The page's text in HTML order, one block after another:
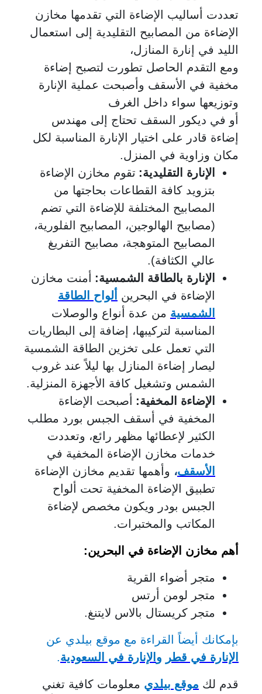
تعددت أساليب الإضاءة التي تقدمها مخازن
الإضاءة من المصابيح التقليدية إلى استعمال
الليد في إنارة المنازل،
ومع التقدم الحاصل تطورت لتصبح إضاءة
مخفية في الأسقف وأصبحت عملية الإنارة
وتوزيعها سواء داخل الغرف
أو في ديكور السقف تحتاج إلى مهندس
إضاءة قادر على اختيار الإنارة المناسبة لكل
مكان وزاوية في المنزل.
الإنارة التقليدية: تقوم مخازن الإضاءة
بتزويد كافة القطاعات بحاجتها من
المصابيح المختلفة للإضاءة التي تضم
(مصابيح الهالوجين، المصابيح الفلورية،
المصابيح المتوهجة، مصابيح التفريغ
عالي الكثافة).
الإنارة بالطاقة الشمسية:
أمنت مخازن
الإضاءة في البحرين
ألواح الطاقة
الشمسية من عدة أنواع والوصلات
المناسبة لتركيبها، إضافة إلى البطاريات
التي تعمل على تخزين الطاقة الشمسية
ليصار إضاءة المنازل بها ليلاً عند غروب
الشمس وتشغيل كافة الأجهزة المنزلية.
الإضاءة المخفية:
أصبحت الإضاءة
المخفية في أسقف الجبس بورد مطلب
الكثير لإعطائها مظهر رائع، وتعددت
خدمات مخازن الإضاءة المخفية في
الأسقف، وأهمها تقديم مخازن الإضاءة
تطبيق الإضاءة المخفية تحت ألواح
الجبس بودر ويكون مخصص لإضاءة
المكاتب والمختبرات.
أهم مخازن الإضاءة في البحرين:
متجر أضواء القرية
متجر لومن أرتس
متجر كريستال بالاس لايتنغ.
بإمكانك أيضاً القراءة مع موقع بيلدي عن
الإنارة في قطر و الإنارة في السعودية.
قدم لك موقع بيلدي معلومات كافية تغني